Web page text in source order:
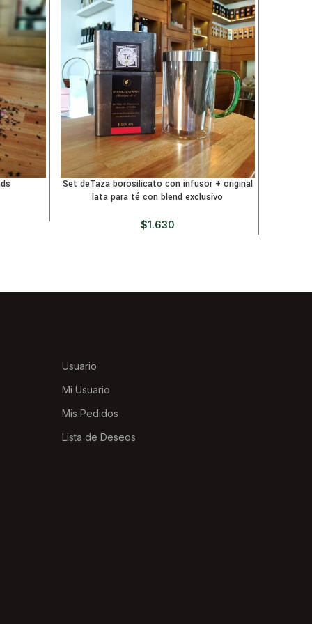
Set deTaza borosilicato con infusor + original
lata para té con blend exclusivo
$1.630
Usuario
Mi Usuario
Mis Pedidos
Lista de Deseos